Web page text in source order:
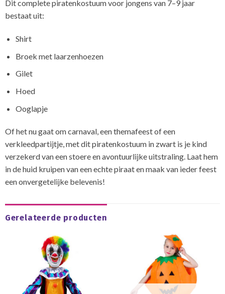
Dit complete piratenkostuum voor jongens van 7–9 jaar
bestaat uit:
Shirt
Broek met laarzenhoezen
Gilet
Hoed
Ooglapje
Of het nu gaat om carnaval, een themafeest of een
verkleedpartijtje, met dit piratenkostuum in zwart is je kind
verzekerd van een stoere en avontuurlijke uitstraling. Laat hem
in de huid kruipen van een echte piraat en maak van ieder feest
een onvergetelijke belevenis!
Gerelateerde producten